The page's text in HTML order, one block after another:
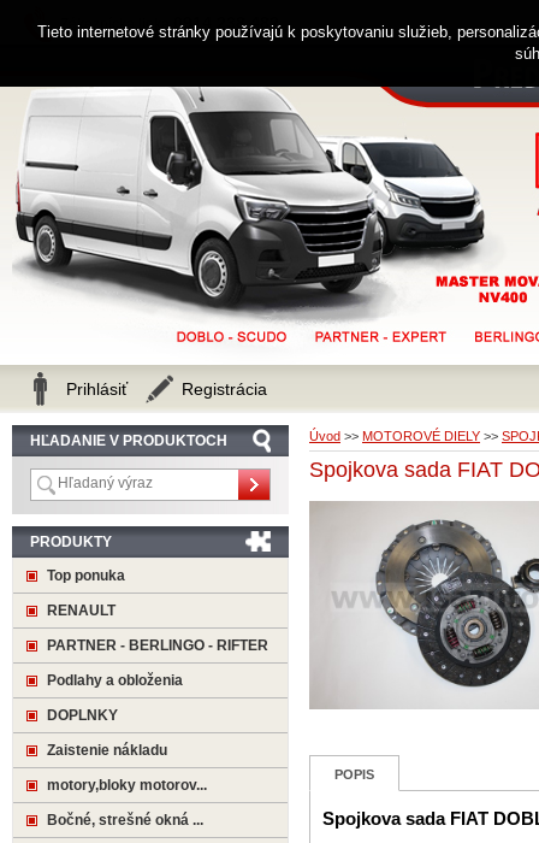
Úvod >> MOTOROVÉ DIELY >>
Spojkova sada FIAT
POPIS
Spojkova sada FIAT
HĽADANIE V PRODUKTOCH
PRODUKTY
Top ponuka
RENAULT
PARTNER - BERLINGO - RIFTER
Podlahy a obloženia
DOPLNKY
Zaistenie nákladu
motory,bloky motorov...
Bočné, strešné okná ...
Zákaznícka linka 0914 238 482
Prihlásiť Registrácia
Tieto internetové stránky používajú k poskytovaniu služieb,